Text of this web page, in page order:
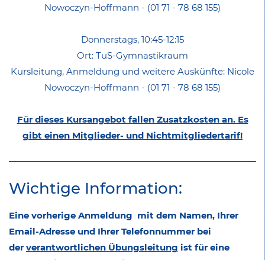
Nowoczyn-Hoffmann - (01 71 - 78 68 155)
Donnerstags, 10:45-12:15
Ort: TuS-Gymnastikraum
Kursleitung, Anmeldung und weitere Auskünfte: Nicole
Nowoczyn-Hoffmann - (01 71 - 78 68 155)
Für dieses Kursangebot fallen Zusatzkosten an. Es
gibt einen Mitglieder- und Nichtmitgliedertarif!
Wichtige Information:
Eine vorherige Anmeldung mit dem Namen, Ihrer
Email-Adresse und Ihrer Telefonnummer bei
der verantwortlichen Übungsleitung ist für eine